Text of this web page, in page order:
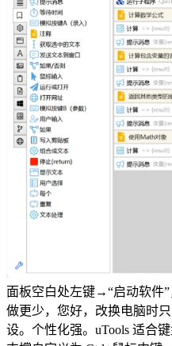
面板空白处左键→“启动软件
做更少，您好，改换电脑时
设。个性化强。uTools 适合